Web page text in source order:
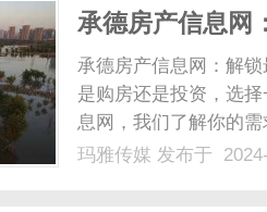
承德房产信息网
智决策助手！
承德房产信息网：解
是购房还是投资，选
息网，我们了解你的
出明智决策。不仅如
玛雅传媒 发布于